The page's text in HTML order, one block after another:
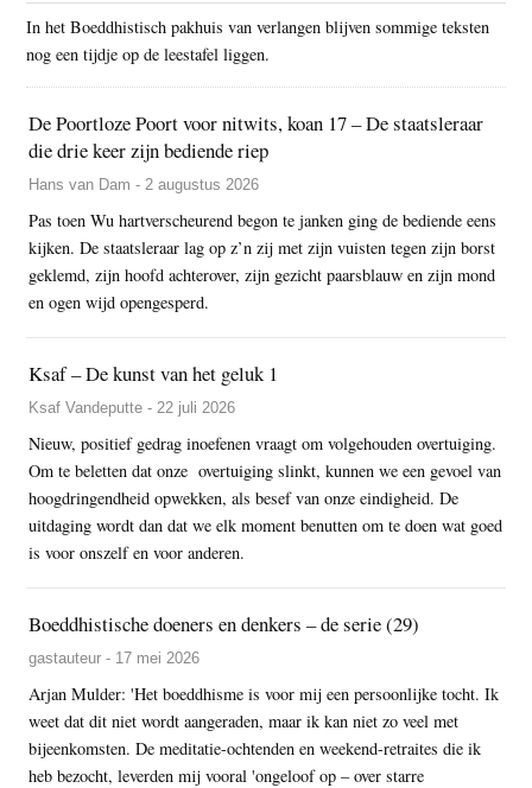
In het Boeddhistisch pakhuis van verlangen blijven sommige teksten
nog een tijdje op de leestafel liggen.
De Poortloze Poort voor nitwits, koan 17 – De staatsleraar
die drie keer zijn bediende riep
Hans van Dam - 2 augustus 2026
Pas toen Wu hartverscheurend begon te janken ging de bediende eens
kijken. De staatsleraar lag op z’n zij met zijn vuisten tegen zijn borst
geklemd, zijn hoofd achterover, zijn gezicht paarsblauw en zijn mond
en ogen wijd opengesperd.
Ksaf – De kunst van het geluk 1
Ksaf Vandeputte - 22 juli 2026
Nieuw, positief gedrag inoefenen vraagt om volgehouden overtuiging.
Om te beletten dat onze overtuiging slinkt, kunnen we een gevoel van
hoogdringendheid opwekken, als besef van onze eindigheid. De
uitdaging wordt dan dat we elk moment benutten om te doen wat goed
is voor onszelf en voor anderen.
Boeddhistische doeners en denkers – de serie (29)
gastauteur - 17 mei 2026
Arjan Mulder: 'Het boeddhisme is voor mij een persoonlijke tocht. Ik
weet dat dit niet wordt aangeraden, maar ik kan niet zo veel met
bijeenkomsten. De meditatie-ochtenden en weekend-retraites die ik
heb bezocht, leverden mij vooral 'ongeloof op – over starre